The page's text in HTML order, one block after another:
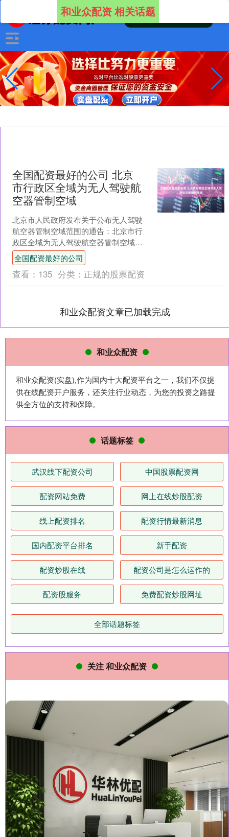
和业众配资 相关话题
全国配资最好的公司 北京
市行政区全域为无人驾驶航
空器管制空域
北京市人民政府发布关于公布无人驾驶
航空器管制空域范围的通告：北京市行
政区全域为无人驾驶航空器管制空域。
未经空中交通管理机构批准全国配资最
好的公司全国配资最好的公....
全国配资最好的公司
查看： 135 分类： 正规的股票配资
和业众配资文章已加载完成
和业众配资
和业众配资(实盘),作为国内十大配资平台之一，我们不仅提
供在线配资开户服务，还关注行业动态，为您的投资之路提
供全方位的支持和保障。
话题标签
武汉线下配资公司 中国股票配资网
配资网站免费 网上在线炒股配资
线上配资排名 配资行情最新消息
国内配资平台排名 新手配资
配资炒股在线 配资公司是怎么运作的
配资股服务 免费配资炒股网址
全部话题标签
关注 和业众配资